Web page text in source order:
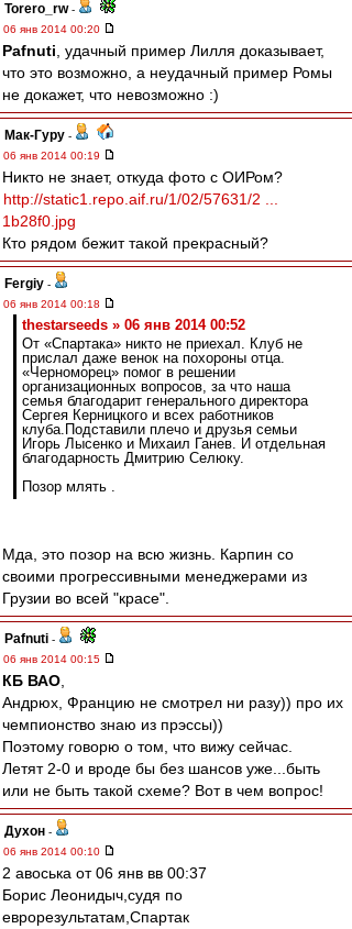
Torero_rw-
06 янв 2014 00:20
Pafnuti , удачный пример Лилля доказывает,
что это возможно, а неудачный пример Ромы
не докажет, что невозможно :)
Мак-Гуру -
06 янв 2014 00:19
Никто не знает, откуда фото с ОИРом?
http://static1.repo.aif.ru/1/02/57631/2 ...
1b28f0.jpg
Кто рядом бежит такой прекрасный?
Fergiy -
06 янв 2014 00:18
thestarseeds » 06 янв 2014 00:52
От «Спартака» никто не приехал. Клуб не
прислал даже венок на похороны отца.
«Черноморец» помог в решении
организационных вопросов, за что наша
семья благодарит генерального директора
Сергея Керницкого и всех работников
клуба.Подставили плечо и друзья семьи
Игорь Лысенко и Михаил Ганев. И отдельная
благодарность Дмитрию Селюку.
Позор млять .
Мда, это позор на всю жизнь. Карпин со
своими прогрессивными менеджерами из
Грузии во всей "красе".
Pafnuti -
06 янв 2014 00:15
КБ ВАО
Андрюх, Францию не смотрел ни разу)) про их
чемпионство знаю из прэссы))
Поэтому говорю о том, что вижу сейчас.
Летят 2-0 и вроде бы без шансов уже...быть
или не быть такой схеме? Вот в чем вопрос!
Духон -
06 янв 2014 00:10
2 авоська от 06 янв вв 00:37
Борис Леонидыч,cудя по
еврорезультатам,Спартак